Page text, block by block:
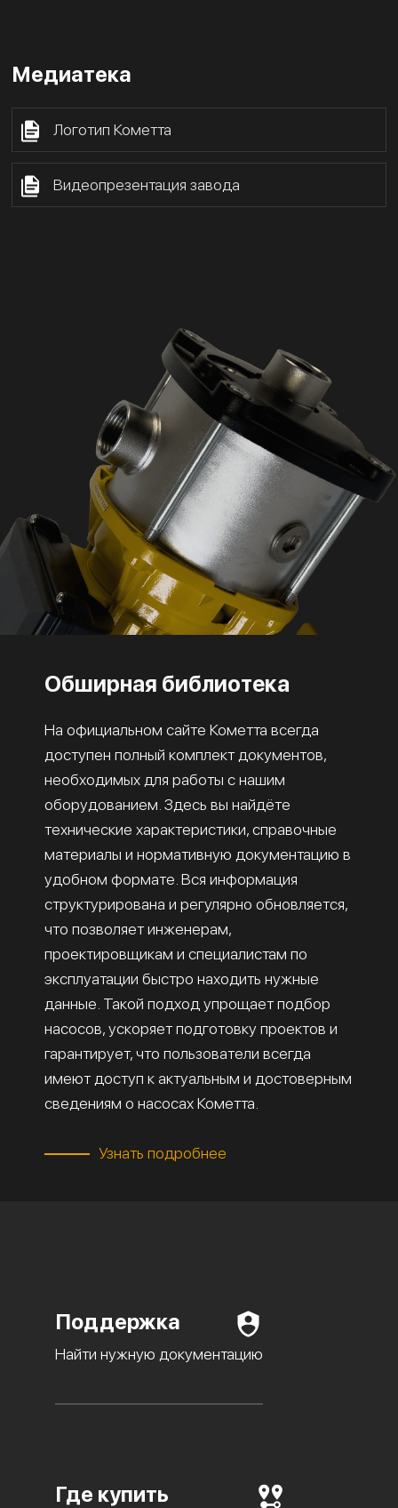
Медиатека
Логотип Кометта
Видеопрезентация завода
Обширная библиотека
На официальном сайте Кометта всегда
доступен полный комплект документов,
необходимых для работы с нашим
оборудованием. Здесь вы найдёте
технические характеристики, справочные
материалы и нормативную документацию в
удобном формате. Вся информация
структурирована и регулярно обновляется,
что позволяет инженерам,
проектировщикам и специалистам по
эксплуатации быстро находить нужные
данные. Такой подход упрощает подбор
насосов, ускоряет подготовку проектов и
гарантирует, что пользователи всегда
имеют доступ к актуальным и достоверным
сведениям о насосах Кометта.
Узнать подробнее
Поддержка
Найти нужную документацию
Где купить